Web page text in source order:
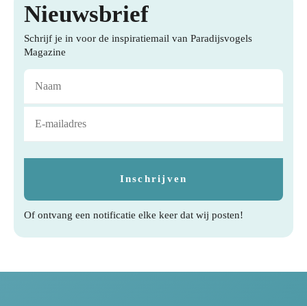
Nieuwsbrief
Schrijf je in voor de inspiratiemail van Paradijsvogels
Magazine
Of ontvang een notificatie elke keer dat wij posten!